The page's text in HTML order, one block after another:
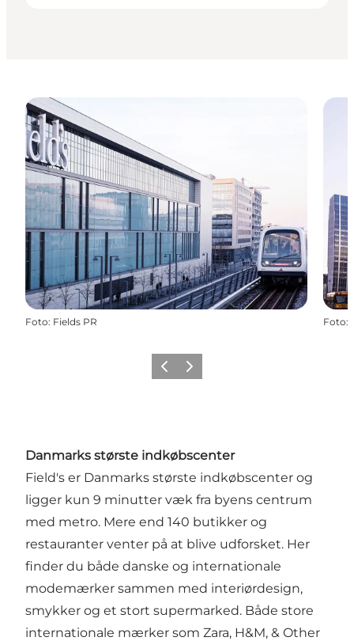
Foto: Fields PR Foto:
ForrigeNæste
Danmarks største indkøbscenter
Field's er Danmarks største indkøbscenter og
ligger kun 9 minutter væk fra byens centrum
med metro. Mere end 140 butikker og
restauranter venter på at blive udforsket. Her
finder du både danske og internationale
modemærker sammen med interiørdesign,
smykker og et stort supermarked. Både store
internationale mærker som Zara, H&M, & Other